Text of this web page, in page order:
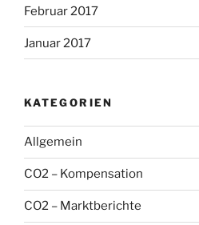
Februar 2017
Januar 2017
KATEGORIEN
Allgemein
CO2 – Kompensation
CO2 – Marktberichte